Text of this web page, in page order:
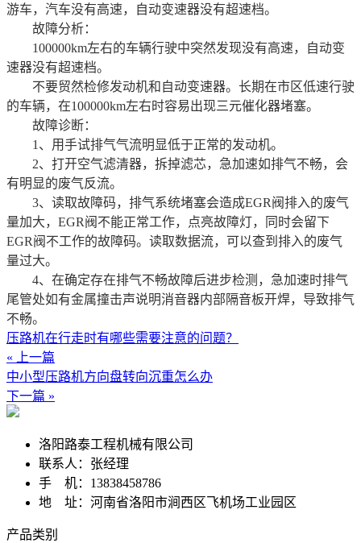
游车，汽车没有高速，自动变速器没有超速档。
故障分析：
100000km左右的车辆行驶中突然发现没有高速，自动变
速器没有超速档。
不要贸然检修发动机和自动变速器。长期在市区低速行驶
的车辆，在100000km左右时容易出现三元催化器堵塞。
故障诊断：
1、用手试排气气流明显低于正常的发动机。
2、打开空气滤清器，拆掉滤芯，急加速如排气不畅，会
有明显的废气反流。
3、读取故障码，排气系统堵塞会造成EGR阀排入的废气
量加大，EGR阀不能正常工作，点亮故障灯，同时会留下
EGR阀不工作的故障码。读取数据流，可以查到排入的废气
量过大。
4、在确定存在排气不畅故障后进步检测，急加速时排气
尾管处如有金属撞击声说明消音器内部隔音板开焊，导致排气
不畅。
压路机在行走时有哪些需要注意的问题？
« 上一篇
中小型压路机方向盘转向沉重怎么办
下一篇 »
洛阳路泰工程机械有限公司
联系人：张经理
手 机：13838458786
地 址：河南省洛阳市涧西区飞机场工业园区
产品类别